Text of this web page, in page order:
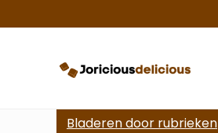
Bladeren door rubrieken